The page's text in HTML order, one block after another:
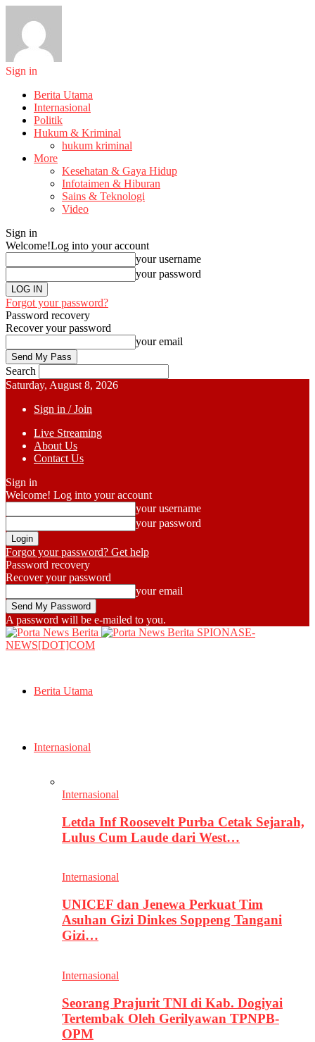
Sign in
Berita Utama
Internasional
Politik
Hukum & Kriminal
hukum kriminal
More
Kesehatan & Gaya Hidup
Infotaimen & Hiburan
Sains & Teknologi
Video
Sign in
Welcome!Log into your account
your username
your password
Forgot your password?
Password recovery
Recover your password
your email
Search
Saturday, August 8, 2026
Sign in / Join
Live Streaming
About Us
Contact Us
Sign in
Welcome! Log into your account
your username
your password
Forgot your password? Get help
Password recovery
Recover your password
your email
A password will be e-mailed to you.
SPIONASE-
NEWS[DOT]COM
Berita Utama
Internasional
Internasional
Letda Inf Roosevelt Purba Cetak Sejarah,
Lulus Cum Laude dari West…
Internasional
UNICEF dan Jenewa Perkuat Tim
Asuhan Gizi Dinkes Soppeng Tangani
Gizi…
Internasional
Seorang Prajurit TNI di Kab. Dogiyai
Tertembak Oleh Gerilyawan TPNPB-
OPM